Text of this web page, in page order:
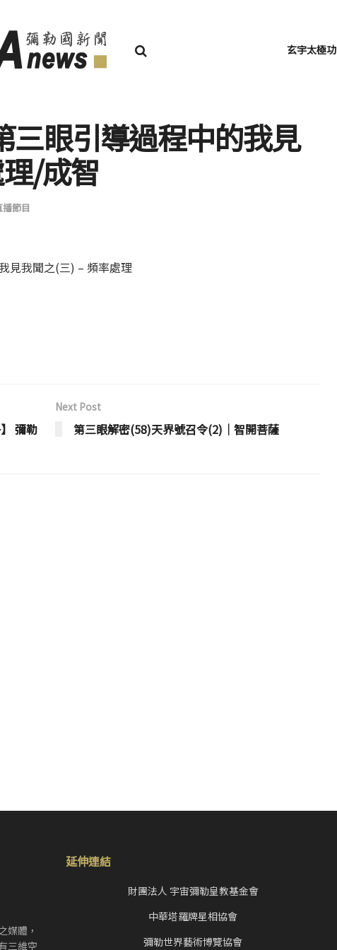
玄宇太極功
三眼引導過程中的我見
/成智
播節目
見我聞之(三) – 頻率處理
彌勒
Next Post
第三眼解密(58)天界號召令(2)│智開菩薩
媒體，
三維空
延伸連結
財團法人 宇宙彌勒皇教基金會
中華塔羅牌星相協會
彌勒世界藝術博覽協會